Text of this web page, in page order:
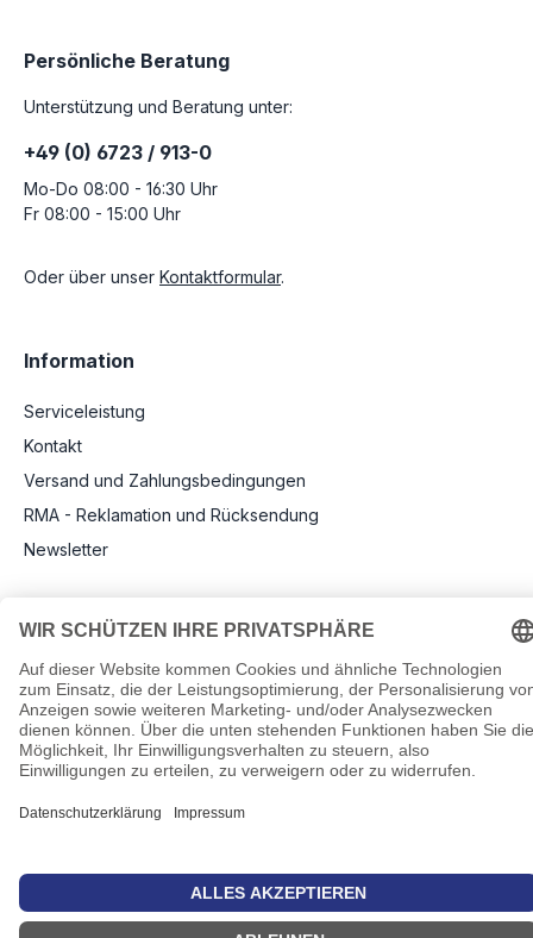
Persönliche Beratung
Unterstützung und Beratung unter:
+49 (0) 6723 / 913-0
Mo-Do 08:00 - 16:30 Uhr
Fr 08:00 - 15:00 Uhr
Oder über unser Kontaktformular.
Information
Serviceleistung
Kontakt
Versand und Zahlungsbedingungen
RMA - Reklamation und Rücksendung
Newsletter
Rechtliche Angaben
Impressum
AGB
Datenschutz
Pflichtangaben nach Verordnung (EU) 2019/1782